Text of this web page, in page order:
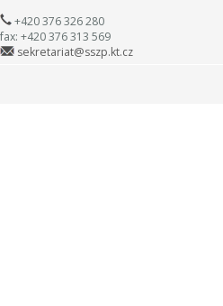
+420 376 326 280
fax: +420 376 313 569
sekretariat@sszp.kt.cz